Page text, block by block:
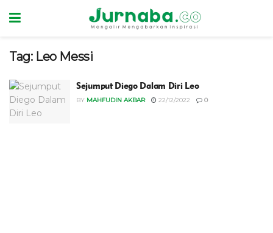
Tag: Leo Messi
Sejumput Diego Dalam Diri Leo
BY MAHFUDIN AKBAR 22/12/2022 0